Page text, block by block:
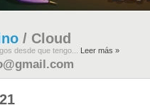
/ Cloud
desde que tengo... Leer más »